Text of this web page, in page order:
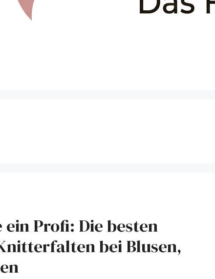
Profi: Die besten
bei Blusen,